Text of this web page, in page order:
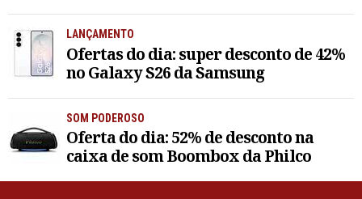
LANÇAMENTO
Ofertas do dia: super desconto de 42%
no Galaxy S26 da Samsung
SOM PODEROSO
Oferta do dia: 52% de desconto na
caixa de som Boombox da Philco